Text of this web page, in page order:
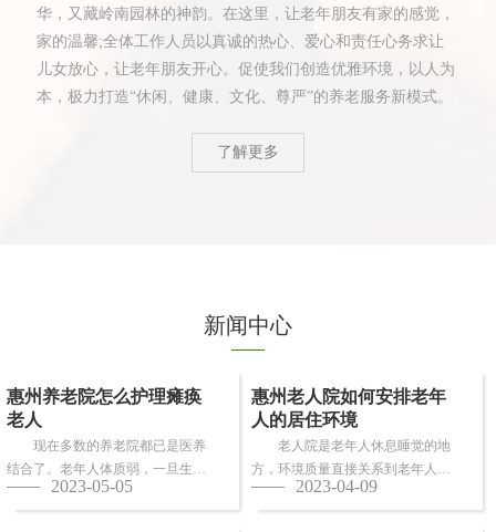
华，又藏岭南园林的神韵。在这里，让老年朋友有家的感觉，
家的温馨;全体工作人员以真诚的热心、爱心和责任心务求让
儿女放心，让老年朋友开心。促使我们创造优雅环境，以人为
本，极力打造“休闲、健康、文化、尊严”的养老服务新模式。
了解更多
新闻中心
惠州养老院怎么护理瘫痪
老人
现在多数的养老院都已是医养
结合了。老年人体质弱，一旦生
病，多数情况下都会面临卧床修
养，这时候就需...
2023-05-05
惠州老人院如何安排老年
人的居住环境
老人院是老年人休息睡觉的地
方，环境质量直接关系到老年人的
健康长寿。由于老年人适应能力和
抗病能力较...
2023-04-09